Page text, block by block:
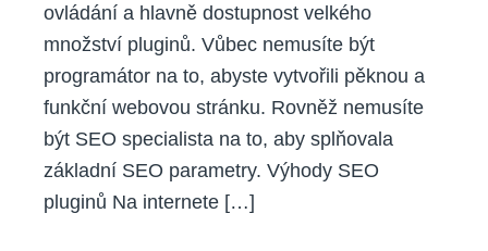
ovládání a hlavně dostupnost velkého
množství pluginů. Vůbec nemusíte být
programátor na to, abyste vytvořili pěknou a
funkční webovou stránku. Rovněž nemusíte
být SEO specialista na to, aby splňovala
základní SEO parametry. Výhody SEO
pluginů Na internete […]